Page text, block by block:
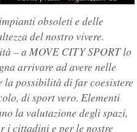
obsoleti e delle
del nostro vivere.
– a MOVE CITY SPORT lo
arrivare ad avere nelle
la possibilità di far coesistere
di sport vero. Elementi
la valutazione degli spazi,
i cittadini e per le nostre